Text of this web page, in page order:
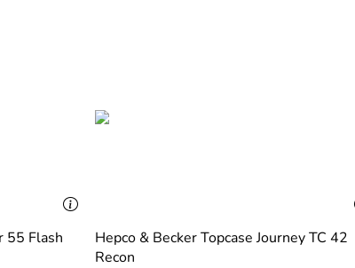
55 Flash
Hepco & Becker Topcase Journey TC 42
Recon